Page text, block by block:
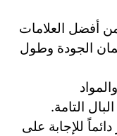
أفضل العلامات
الجودة وطول
التامة.
للإجابة على